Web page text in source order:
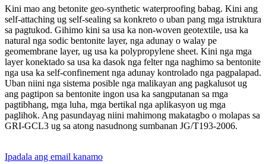
Kini mao ang betonite geo-synthetic waterproofing babag. Kini ang
self-attaching ug self-sealing sa konkreto o uban pang mga istruktura
sa pagtukod. Gihimo kini sa usa ka non-woven geotextile, usa ka
natural nga sodic bentonite layer, nga adunay o walay pe
geomembrane layer, ug usa ka polypropylene sheet. Kini nga mga
layer konektado sa usa ka dasok nga felter nga naghimo sa bentonite
nga usa ka self-confinement nga adunay kontrolado nga pagpalapad.
Uban niini nga sistema posible nga malikayan ang pagkalusot ug
ang pagtipon sa bentonite ingon usa ka sangputanan sa mga
pagtibhang, mga luha, mga bertikal nga aplikasyon ug mga
paglihok. Ang pasundayag niini mahimong makatagbo o molapas sa
GRI-GCL3 ug sa atong nasudnong sumbanan JG/T193-2006.
Ipadala ang email kanamo